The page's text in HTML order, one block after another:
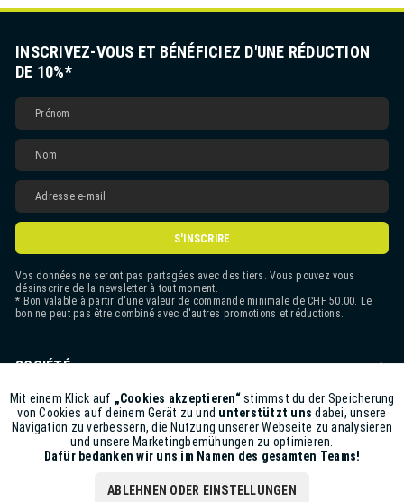
INSCRIVEZ-VOUS ET BÉNÉFICIEZ D'UNE RÉDUCTION
DE 10%*
S'INSCRIRE
Vos données ne seront pas partagées avec des tiers. Vous pouvez vous
désinscrire de la newsletter à tout moment.
* Bon valable à partir d'une valeur de commande minimale de CHF 50.00. Le
bon ne peut pas être combiné avec d'autres promotions et réductions.
SOCIÉTÉ
CONTACT
ASSISTANCE BOUTIQUE
INFORMATIONS
Funktionale Aktiv
Marketing Inaktiv
Mit einem Klick auf „Cookies akzeptieren“stimmst du der Speicherung
von Cookies auf deinem Gerät zu und unterstützt uns dabei, unsere
Navigation zu verbessern, die Nutzung unserer Webseite zu analysieren
und unsere Marketingbemühungen zu optimieren.
Dafür bedanken wir uns im Namen des gesamten Teams!
ABLEHNEN ODER EINSTELLUNGEN